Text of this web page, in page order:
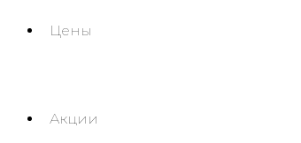
Цены
Акции